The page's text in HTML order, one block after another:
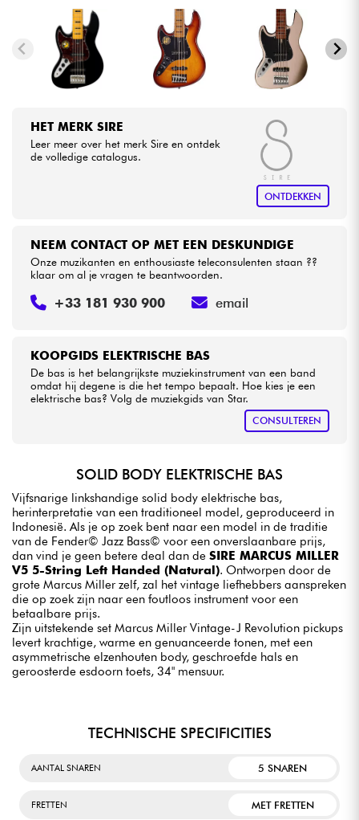
HET MERK SIRE
Leer meer over het merk Sire en ontdek
de volledige catalogus.
ONTDEKKEN
KOOPGIDS ELEKTRISCHE BAS
De bas is het belangrijkste muziekinstrument van een band
omdat hij degene is die het tempo bepaalt. Hoe kies je een
elektrische bas? Volg de muziekgids van Star.
CONSULTEREN
NEEM CONTACT OP MET EEN DESKUNDIGE
Onze muzikanten en enthousiaste teleconsulenten staan ??
klaar om al je vragen te beantwoorden.
+33 181 930 900 email
SOLID BODY ELEKTRISCHE BAS
Vijfsnarige linkshandige solid body elektrische bas,
herinterpretatie van een traditioneel model, geproduceerd in
Indonesië. Als je op zoek bent naar een model in de traditie
van de Fender© Jazz Bass© voor een onverslaanbare prijs,
dan vind je geen betere deal dan de SIRE MARCUS MILLER
V5 5-String Left Handed (Natural). Ontworpen door de
grote Marcus Miller zelf, zal het vintage liefhebbers aanspreken
die op zoek zijn naar een foutloos instrument voor een
betaalbare prijs.
Zijn uitstekende set Marcus Miller Vintage-J Revolution pickups
levert krachtige, warme en genuanceerde tonen, met een
asymmetrische elzenhouten body, geschroefde hals en
geroosterde esdoorn toets, 34" mensuur.
TECHNISCHE SPECIFICITIES
AANTAL SNAREN 5 SNAREN
FRETTEN MET FRETTEN